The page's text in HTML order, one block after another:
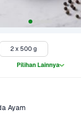
2 x 500 g
Pilihan Lainnya
Ayam